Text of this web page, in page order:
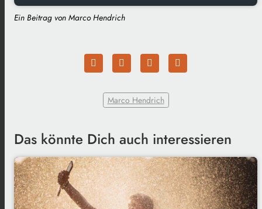
Ein Beitrag von Marco Hendrich
Marco Hendrich
Das könnte Dich auch interessieren